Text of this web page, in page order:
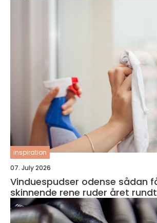
inspiration
07. July 2026
Vinduespudser odense sådan får du
skinnende rene ruder året rundt